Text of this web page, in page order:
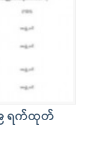
၉ ရက်ထုတ်